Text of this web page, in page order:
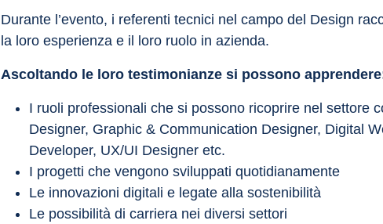
Durante l’evento, i referenti tecnici nel campo del Design
la loro esperienza e il loro ruolo in azienda.
Ascoltando le loro testimonianze si possono
I ruoli professionali che si possono ricoprire nel settore
Designer, Graphic & Communication Designer, Digital
Developer, UX/UI Designer etc.
I progetti che vengono sviluppati quotidianamente
Le innovazioni digitali e legate alla sostenibilità
Le possibilità di carriera nei diversi settori